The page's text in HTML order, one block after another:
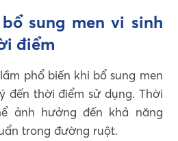
sung men vi sinh
điểm
phổ biến khi bổ sung men
đến thời điểm sử dụng. Thời
ảnh hưởng đến khả năng
trong đường ruột.